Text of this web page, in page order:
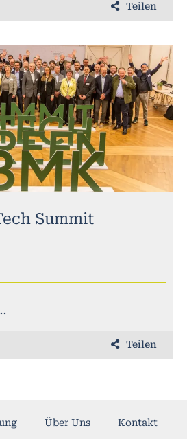
Teilen
Summit
Teilen
Über Uns Kontakt